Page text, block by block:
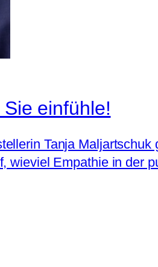
einfühle!
Tanja Maljartschuk
wieviel Empathie in der